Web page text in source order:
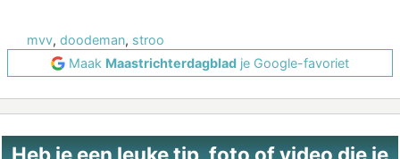
mvv, doodeman, stroo
Maak Maastrichterdagblad je Google-favoriet
Heb je een leuke tip, foto of video die je